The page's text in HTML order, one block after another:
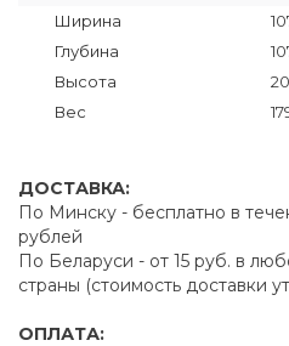
Ширина
Глубина
Высота
Вес
ДОСТАВКА:
По Минску - бесплатно в
рублей
По Беларуси - от 15 руб. в
страны (стоимость доставки
ОПЛАТА: